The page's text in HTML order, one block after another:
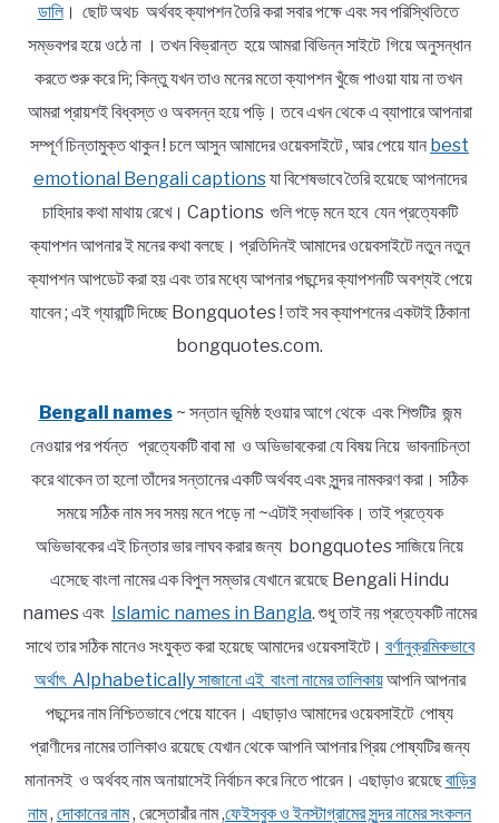
ডালি। ছোট অথচ অর্থবহ ক্যাপশন তৈরি করা সবার পক্ষে এবং সব পরিস্থিতিতে
সম্ভবপর হয়ে ওঠে না । তখন বিভ্রান্ত হয়ে আমরা বিভিন্ন সাইটে গিয়ে অনুসন্ধান
করতে শুরু করে দি; কিন্তু যখন তাও মনের মতো ক্যাপশন খুঁজে পাওয়া যায় না তখন
আমরা প্রায়শই বিধ্বস্ত ও অবসন্ন হয়ে পড়ি। তবে এখন থেকে এ ব্যাপারে আপনারা
সম্পূর্ণ চিন্তামুক্ত থাকুন ! চলে আসুন আমাদের ওয়েবসাইটে , আর পেয়ে যান best
emotional Bengali captionsযা বিশেষভাবে তৈরি হয়েছে আপনাদের
চাহিদার কথা মাথায় রেখে। Captions গুলি পড়ে মনে হবে যেন প্রত্যেকটি
ক্যাপশন আপনার ই মনের কথা বলছে। প্রতিদিনই আমাদের ওয়েবসাইটে নতুন নতুন
ক্যাপশন আপডেট করা হয় এবং তার মধ্যে আপনার পছন্দের ক্যাপশনটি অবশ্যই পেয়ে
যাবেন ; এই গ্যারান্টি দিচ্ছে Bongquotes ! তাই সব ক্যাপশনের একটাই ঠিকানা
bongquotes.com.
Bengali names~ সন্তান ভূমিষ্ঠ হওয়ার আগে থেকে এবং শিশুটির জন্ম
নেওয়ার পর পর্যন্ত প্রত্যেকটি বাবা মা ও অভিভাবকেরা যে বিষয় নিয়ে ভাবনাচিন্তা
করে থাকেন তা হলো তাঁদের সন্তানের একটি অর্থবহ এবং সুন্দর নামকরণ করা। সঠিক
সময়ে সঠিক নাম সব সময় মনে পড়ে না ~এটাই স্বাভাবিক। তাই প্রত্যেক
অভিভাবকের এই চিন্তার ভার লাঘব করার জন্য bongquotes সাজিয়ে নিয়ে
এসেছে বাংলা নামের এক বিপুল সম্ভার যেখানে রয়েছে Bengali Hindu
names এবং Islamic names in Bangla. শুধু তাই নয় প্রত্যেকটি নামের
সাথে তার সঠিক মানেও সংযুক্ত করা হয়েছে আমাদের ওয়েবসাইটে। বর্ণানুক্রমিকভাবে
অর্থাৎ Alphabetically সাজানো এই বাংলা নামের তালিকায়আপনি আপনার
পছন্দের নাম নিশ্চিতভাবে পেয়ে যাবেন। এছাড়াও আমাদের ওয়েবসাইটে পোষ্য
প্রাণীদের নামের তালিকাও রয়েছে যেখান থেকে আপনি আপনার প্রিয় পোষ্যটির জন্য
মানানসই ও অর্থবহ নাম অনায়াসেই নির্বাচন করে নিতে পারেন। এছাড়াও রয়েছেবাড়ির
নাম, দোকানের নাম, রেস্তোরাঁর নাম ,ফেইসবুক ও ইনস্টাগ্রামের সুন্দর নামের সংকলন